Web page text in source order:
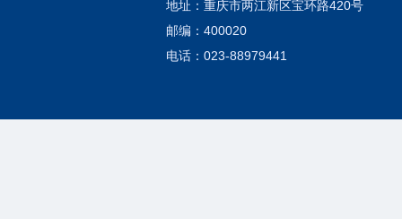
地址：重庆市两江新区宝环路420号
邮编：400020
电话：023-88979441